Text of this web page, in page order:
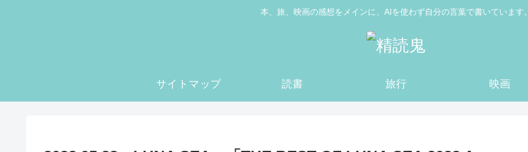
本、旅、映画の感想をメインに、AIを使わず自分の言葉で書いています。
サイトマップ 読書 旅行 映画